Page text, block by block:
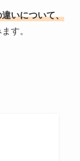
いについて、
す。